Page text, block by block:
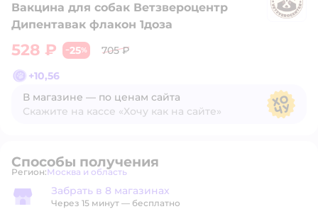
Вакцина для собак Ветзвероцентр
Дипентавак флакон 1доза
528 ₽ −25%
705 ₽
+10,56
В магазине — по ценам сайта
Скажите на кассе «Хочу как на сайте»
Способы получения
Регион: Выбор адреса доставки.
Москва и область
Забрать в магазине
Забрать в 8 магазинах
Через 15 минут — бесплатно